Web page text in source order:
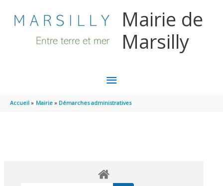
Mairie de
Marsilly
MENU
PRINCIPAL
Accueil Mairie Démarches administratives